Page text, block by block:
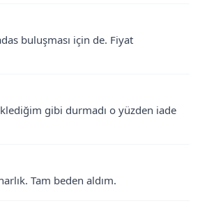
buluşması için de. Fiyat
gibi durmadı o yüzden iade
Tam beden aldım.